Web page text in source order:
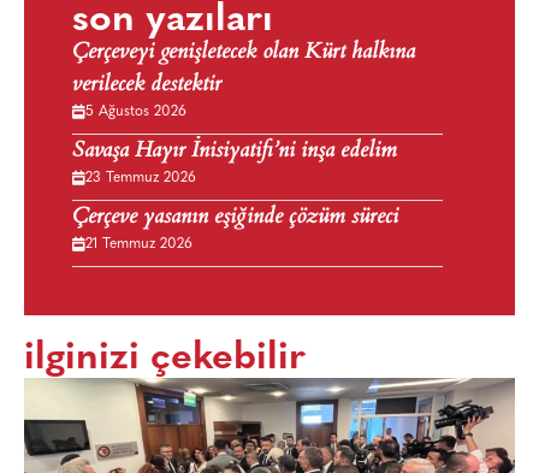
son yazıları
Çerçeveyi genişletecek olan Kürt halkına
verilecek destektir
5 Ağustos 2026
Savaşa Hayır İnisiyatifi’ni inşa edelim
23 Temmuz 2026
Çerçeve yasanın eşiğinde çözüm süreci
21 Temmuz 2026
ilginizi çekebilir